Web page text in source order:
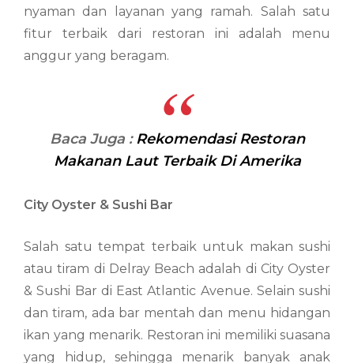
nyaman dan layanan yang ramah. Salah satu
fitur terbaik dari restoran ini adalah menu
anggur yang beragam.
Baca Juga :Rekomendasi Restoran
Makanan Laut Terbaik Di Amerika
City Oyster & Sushi Bar
Salah satu tempat terbaik untuk makan sushi
atau tiram di Delray Beach adalah di City Oyster
& Sushi Bar di East Atlantic Avenue. Selain sushi
dan tiram, ada bar mentah dan menu hidangan
ikan yang menarik. Restoran ini memiliki suasana
yang hidup, sehingga menarik banyak anak